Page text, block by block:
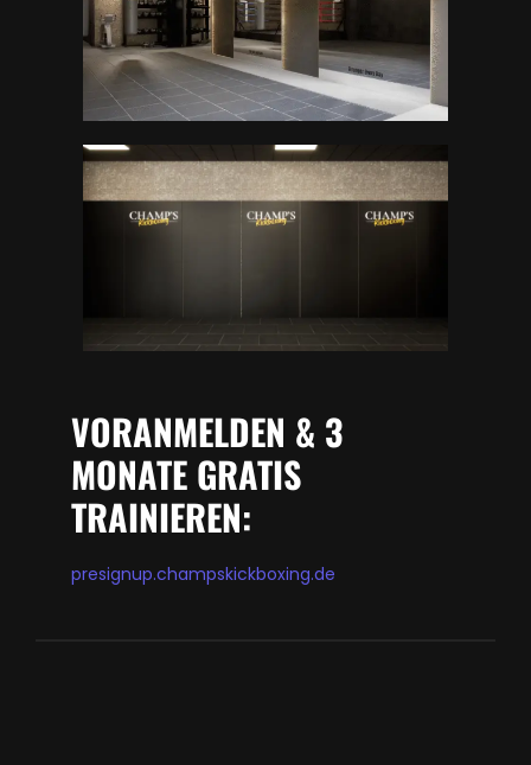
VORANMELDEN & 3
MONATE GRATIS
TRAINIEREN:
presignup.champskickboxing.de